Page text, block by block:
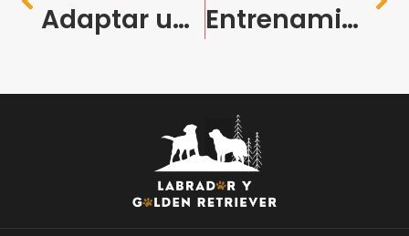
Adaptar un Labrador a un Piso en Barcelona: Claves para su Bienestar
Entrenamiento Temprano en Casa para tu Golden Retriever en Barcelona